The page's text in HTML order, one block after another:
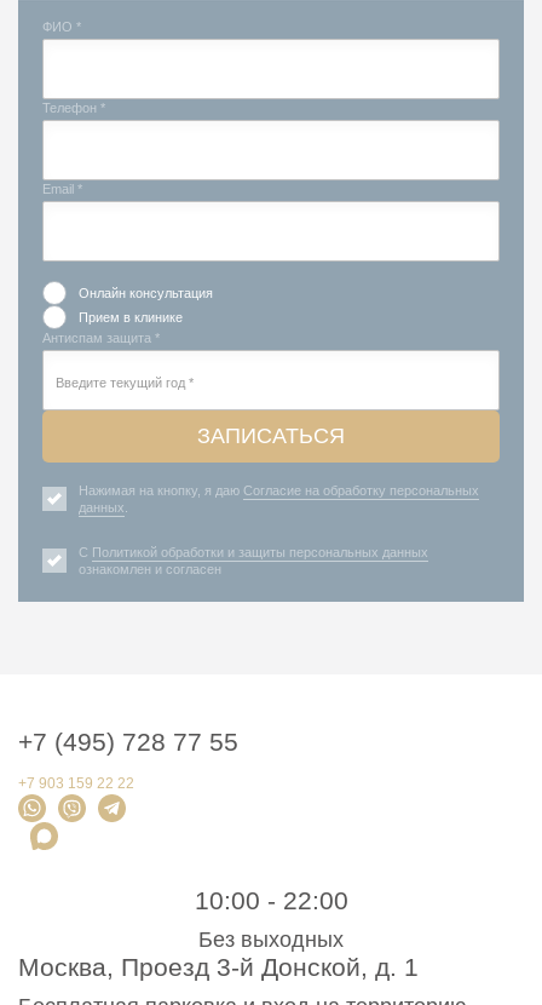
ФИО *
Телефон *
Email *
Онлайн консультация
Прием в клинике
Антиспам защита *
ЗАПИСАТЬСЯ
Нажимая на кнопку, я даю Согласие на обработку персональных
данных
С Политикой обработки и защиты персональных данных
ознакомлен и согласен
+7 (495) 728 77 55
+7 903 159 22 22
10:00 - 22:00
Без выходных
Москва, Проезд 3-й Донской, д. 1